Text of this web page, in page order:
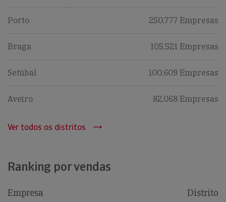
Porto 250,777 Empresas
Braga 105,521 Empresas
Setúbal 100,609 Empresas
Aveiro 82,068 Empresas
Ver todos os distritos
Ranking por vendas
Empresa Distrito